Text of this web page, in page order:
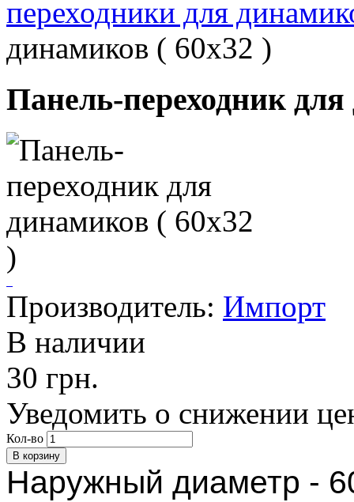
переходники для
динамиков ( 60х32 )
Панель-переходник
Производитель: Импорт
В наличии
30 грн.
Уведомить о снижении
Кол-во
Наружный диаметр -